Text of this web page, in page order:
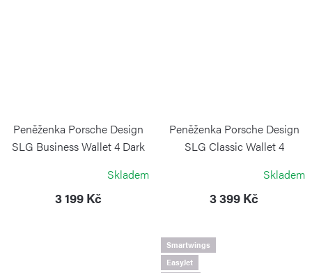
Peněženka Porsche Design
SLG Business Wallet 4 Dark
PORSCHE DESIGNSkladem
3 199 Kč
Peněženka Porsche Design
SLG Classic Wallet 4
Skladem
3 399 Kč
Smartwings
EasyJet